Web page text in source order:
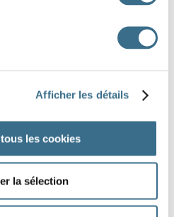
Afficher les détails
les cookies
la sélection